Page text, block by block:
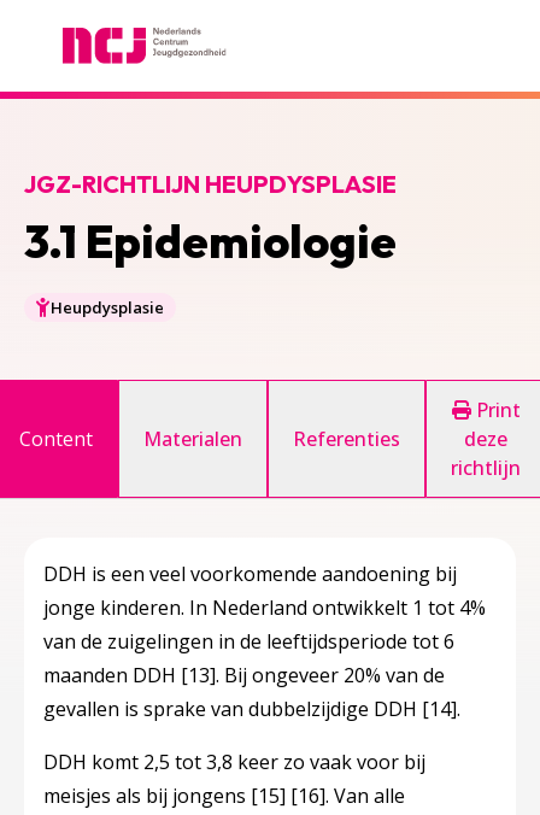
3.1 Epidemiologie
JGZ-RICHTLIJN HEUPDYSPLASIE
Heupdysplasie
Content Materialen Referenties
Print
deze
richtlijn
DDH is een veel voorkomende aandoening bij
jonge kinderen. In Nederland ontwikkelt 1 tot 4%
van de zuigelingen in de leeftijdsperiode tot 6
maanden DDH [13]. Bij ongeveer 20% van de
gevallen is sprake van dubbelzijdige DDH [14].
DDH komt 2,5 tot 3,8 keer zo vaak voor bij
meisjes als bij jongens [15] [16]. Van alle